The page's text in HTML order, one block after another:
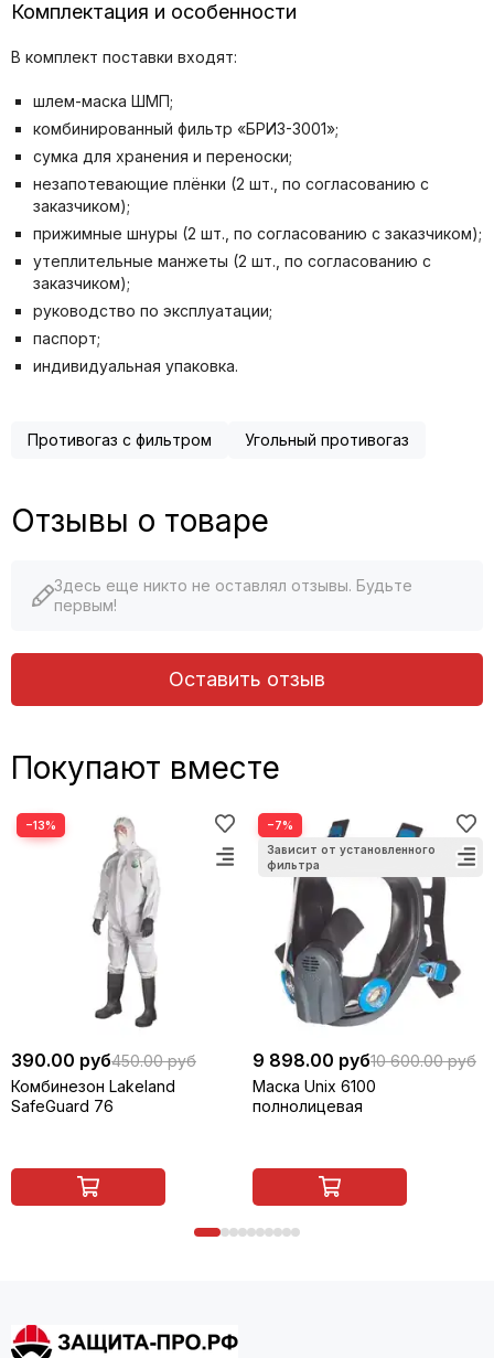
Комплектация и особенности
В комплект поставки входят:
шлем-маска ШМП;
комбинированный фильтр «БРИЗ-3001»;
сумка для хранения и переноски;
незапотевающие плёнки (2 шт., по согласованию с
заказчиком);
прижимные шнуры (2 шт., по согласованию с заказчиком);
утеплительные манжеты (2 шт., по согласованию с
заказчиком);
руководство по эксплуатации;
паспорт;
индивидуальная упаковка.
Противогаз с фильтром Угольный противогаз
Отзывы о товаре
Здесь еще никто не оставлял отзывы. Будьте
первым!
Оставить отзыв
Покупают вместе
−13%
390.00 руб450.00 руб
Комбинезон Lakeland
SafeGuard 76
−7%
9 898.00 руб10 600.00 руб
Маска Unix 6100
полнолицевая